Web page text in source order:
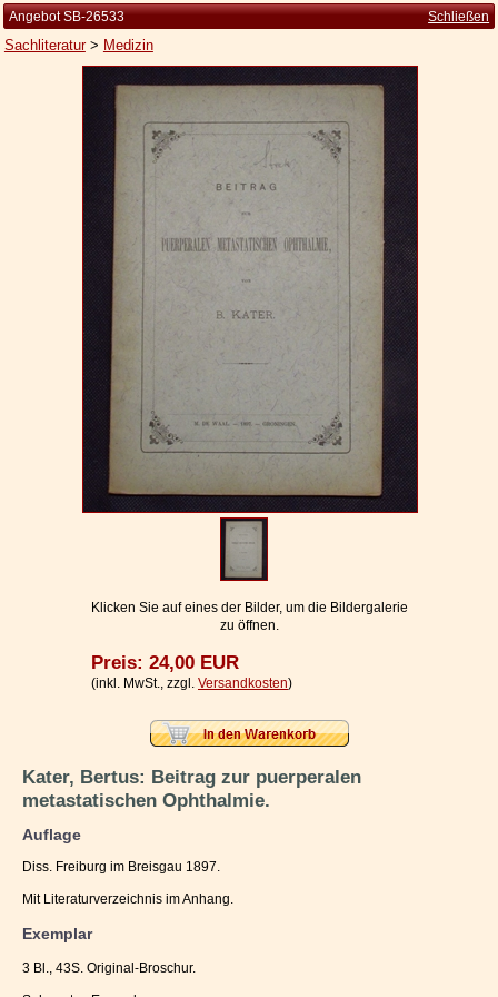
Kleine Kulturgeschichte
Die Brockhaus Auflagen
Die Meyer Auflagen
Geschäftsbedingungen
Datenschutzerklärung
Ihr Warenkorb
Angebot SB-26533 Schließen
Sachliteratur> Medizin
Klicken Sie auf eines der Bilder, um die Bildergalerie
zu öffnen.
Preis: 24,00 EUR
(inkl. MwSt., zzgl. Versandkosten)
Kater, Bertus: Beitrag zur puerperalen
metastatischen Ophthalmie.
Auflage
Diss. Freiburg im Breisgau 1897.
Mit Literaturverzeichnis im Anhang.
Exemplar
3 Bl., 43S. Original-Broschur.